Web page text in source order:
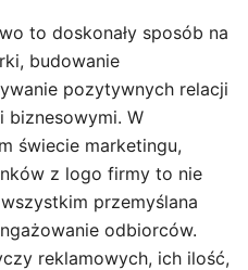
to doskonały sposób na
budowanie
pozytywnych relacji
biznesowymi. W
świecie marketingu,
z logo firmy to nie
przemyślana
odbiorców.
reklamowych, ich ilość,